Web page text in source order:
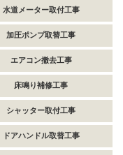
水道メーター取付工事
加圧ポンプ取替工事
エアコン撤去工事
床鳴り補修工事
シャッター取付工事
ドアハンドル取替工事